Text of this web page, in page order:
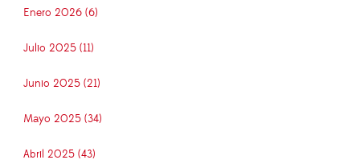
Enero 2026 (6)
Julio 2025 (11)
Junio 2025 (21)
Mayo 2025 (34)
Abril 2025 (43)